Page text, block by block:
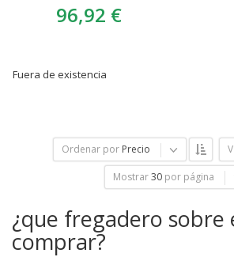
96,92 €
Fuera de existencia
Ordenar por Precio
Mostrar 30 por página
¿que fregadero sobre
comprar?